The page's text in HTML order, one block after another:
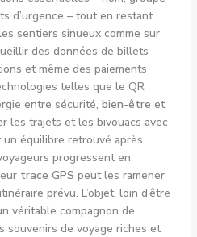
d’urgence – tout en restant
sentiers sinueux comme sur
des données de billets
et même des paiements
telles que le QR
entre sécurité, bien-être et
les trajets et les bivouacs avec
équilibre retrouvé après
progressent en
trace GPS peut les ramener
prévu. L’objet, loin d’être
véritable compagnon de
souvenirs de voyage riches et